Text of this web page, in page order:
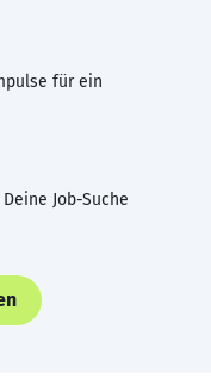
für ein
Job-Suche